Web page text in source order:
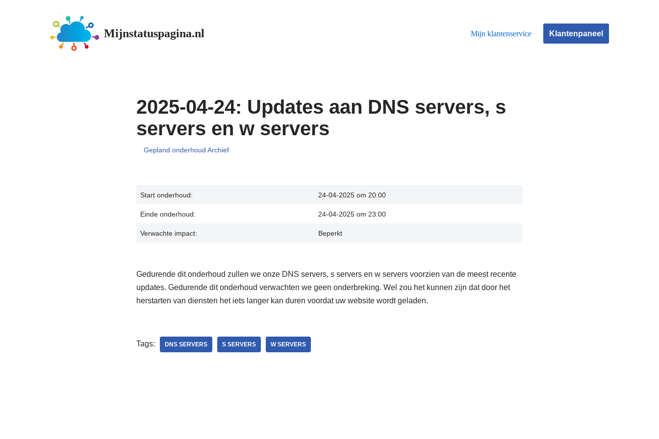
Mijnstatuspagina.nl Mijn klantenservice Klantenpaneel
2025-04-24: Updates aan DNS servers, s
servers en w servers
Gepland onderhoud Archief
Start onderhoud: 24-04-2025 om 20:00
Einde onderhoud: 24-04-2025 om 23:00
Verwachte impact: Beperkt
Gedurende dit onderhoud zullen we onze DNS servers, s servers en w servers voorzien van de meest recente
updates. Gedurende dit onderhoud verwachten we geen onderbreking. Wel zou het kunnen zijn dat door het
herstarten van diensten het iets langer kan duren voordat uw website wordt geladen.
Tags: DNS SERVERS S SERVERS W SERVERS